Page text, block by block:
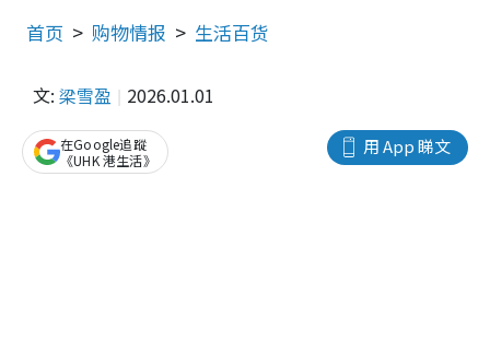
首页 购物情报 生活百货
文: 梁雪盈 2026.01.01
用 App 睇文
在Google追蹤
《UHK 港生活》